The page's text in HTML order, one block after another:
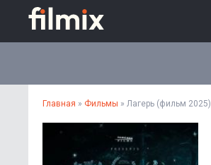
Главная » Фильмы » Лагерь (фильм 2025)